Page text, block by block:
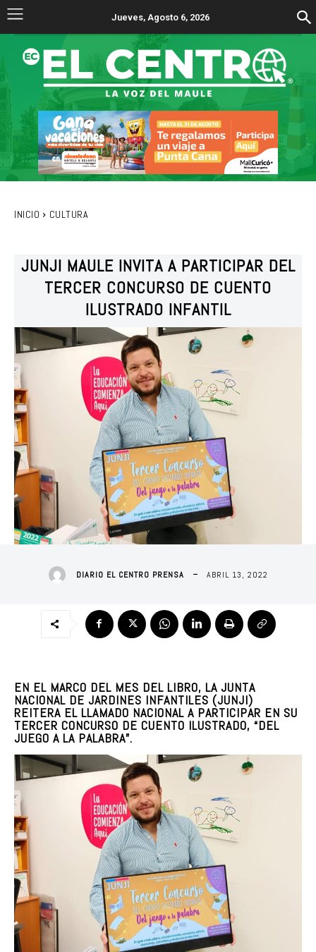
Jueves, Agosto 6, 2026
INICIO CULTURA
JUNJI MAULE INVITA A PARTICIPAR DEL
TERCER CONCURSO DE CUENTO
ILUSTRADO INFANTIL
DIARIO EL CENTRO PRENSA ABRIL 13, 2022
EN EL MARCO DEL MES DEL LIBRO, LA JUNTA
NACIONAL DE JARDINES INFANTILES (JUNJI)
REITERA EL LLAMADO NACIONAL A PARTICIPAR EN SU
TERCER CONCURSO DE CUENTO ILUSTRADO, “DEL
JUEGO A LA PALABRA”.